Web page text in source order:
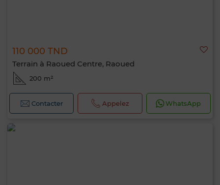
110 000 TND
Terrain à Raoued Centre, Raoued
200 m²
Contacter Appelez WhatsApp